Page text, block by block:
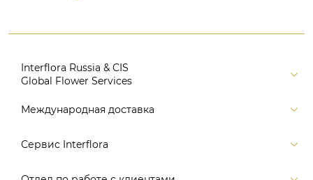
Interflora Russia & CIS
Global Flower Services
Версия для печати
Поиск
Международная доставка
Россия
Сервис Interflora
Заказ и оплата